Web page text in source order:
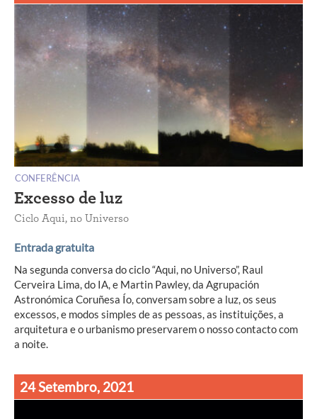
CONFERÊNCIA
Excesso de luz
Ciclo Aqui, no Universo
Entrada gratuita
Na segunda conversa do ciclo “Aqui, no Universo”, Raul
Cerveira Lima, do IA, e Martin Pawley, da Agrupación
Astronómica Coruñesa Ío, conversam sobre a luz, os seus
excessos, e modos simples de as pessoas, as instituições, a
arquitetura e o urbanismo preservarem o nosso contacto com
a noite.
24 Setembro, 2021